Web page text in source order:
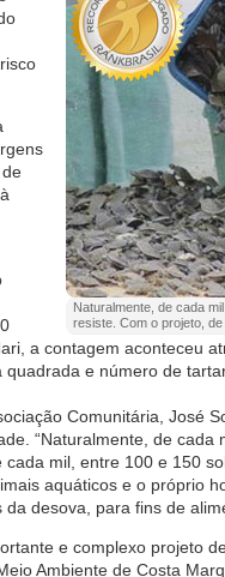
Naturalmente, de cada
resiste. Com o projeto,
a contagem aconteceu
e número de
Comunitária, José
“Naturalmente, de cada
mil, entre 100 e 150
aquáticos e o próprio
desova, para fins de
e complexo projeto
Ambiente de Costa